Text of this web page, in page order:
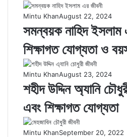
Mintu KhanAugust 22, 2024
সমন্বয়ক নাহিদ ইসলাম
শিক্ষাগত যোগ্যতা ও
Mintu KhanAugust 23, 2024
শহীদ উদ্দিন অ্যানি
এবং শিক্ষাগত যোগ্যতা
Mintu KhanSeptember 20, 2022